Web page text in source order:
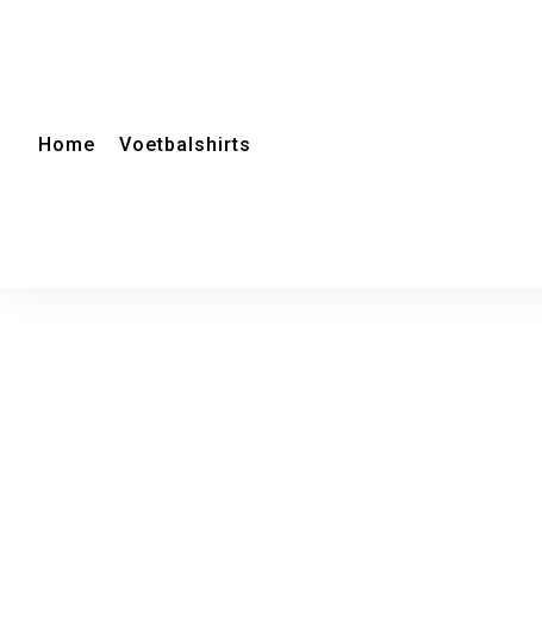
Home Voetbalshirts